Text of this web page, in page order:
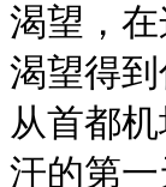
渴望，
渴望得到
从首都
汗的第